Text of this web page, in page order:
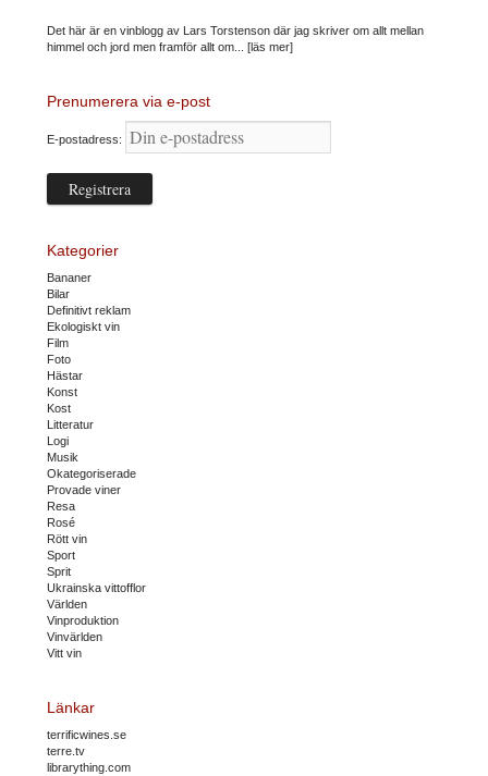
Det här är en vinblogg av Lars Torstenson där jag skriver om allt mellan
himmel och jord men framför allt om... [läs mer]
Prenumerera via e-post
E-postadress:
Kategorier
Bananer
Bilar
Definitivt reklam
Ekologiskt vin
Film
Foto
Hästar
Konst
Kost
Litteratur
Logi
Musik
Okategoriserade
Provade viner
Resa
Rosé
Rött vin
Sport
Sprit
Ukrainska vittofflor
Världen
Vinproduktion
Vinvärlden
Vitt vin
Länkar
terrificwines.se
terre.tv
librarything.com